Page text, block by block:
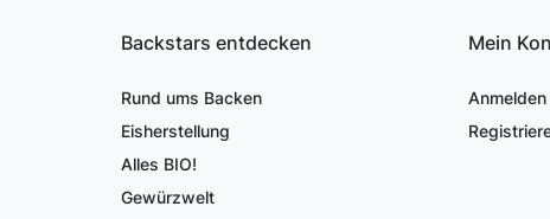
Backstars entdecken
Rund ums Backen
Eisherstellung
Alles BIO!
Gewürzwelt
Mein
Anmelden